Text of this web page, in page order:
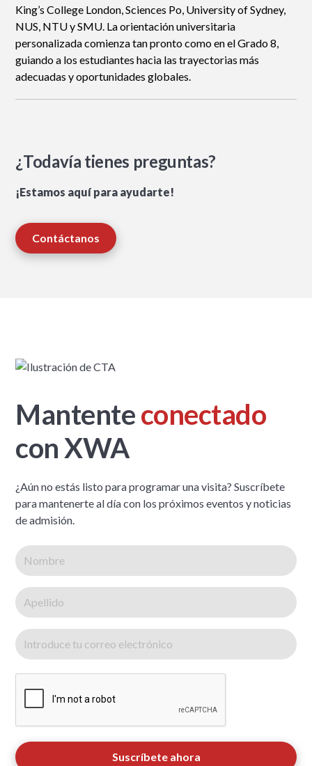
King’s College London, Sciences Po, University of Sydney,
NUS, NTU y SMU. La orientación universitaria
personalizada comienza tan pronto como en el Grado 8,
guiando a los estudiantes hacia las trayectorias más
adecuadas y oportunidades globales.
¿Todavía tienes preguntas?
¡Estamos aquí para ayudarte!
Contáctanos
Mantenteconectado
con XWA
¿Aún no estás listo para programar una visita? Suscríbete
para mantenerte al día con los próximos eventos y noticias
de admisión.